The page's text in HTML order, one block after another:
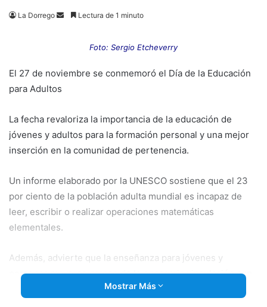
La Dorrego
SendLectura de 1 minuto
Foto: Sergio Etcheverry
El 27 de noviembre se conmemoró el Día de la Educación
para Adultos
La fecha revaloriza la importancia de la educación de
jóvenes y adultos para la formación personal y una mejor
inserción en la comunidad de pertenencia.
Un informe elaborado por la UNESCO sostiene que el 23
por ciento de la población adulta mundial es incapaz de
leer, escribir o realizar operaciones matemáticas
elementales.
Además, advierte que la enseñanza para jóvenes y
personas mayores carece de la necesaria vinculación con
Mostrar Más